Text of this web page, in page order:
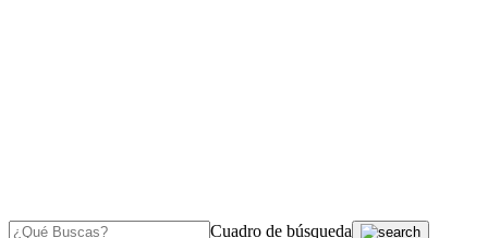
Cuadro de búsqueda